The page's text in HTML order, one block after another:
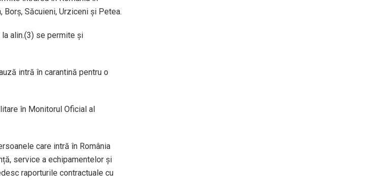
Borș, Săcuieni, Urziceni și Petea.
alin.(3) se permite și
intră în carantină pentru o
în Monitorul Oficial al
care intră în România
service a echipamentelor și
raporturile contractuale cu